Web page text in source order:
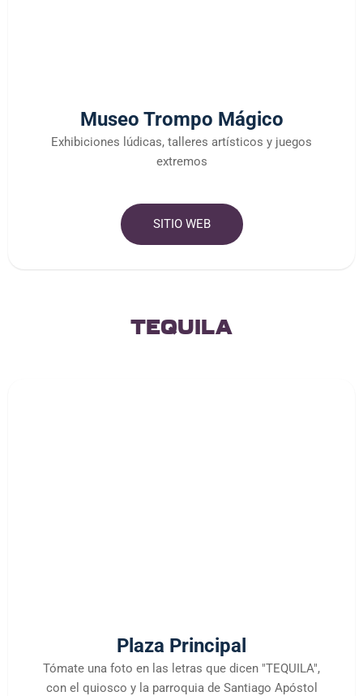
Museo Trompo Mágico
Exhibiciones lúdicas, talleres artísticos y juegos
extremos
SITIO WEB
Tequila
Plaza Principal
Tómate una foto en las letras que dicen "TEQUILA",
con el quiosco y la parroquia de Santiago Apóstol